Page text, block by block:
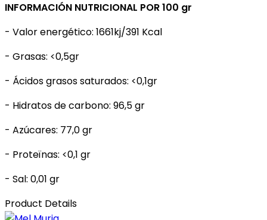
INFORMACIÓN NUTRICIONAL POR 100 gr
- Valor energético: 1661kj/391 Kcal
- Grasas: <0,5gr
- Ácidos grasos saturados: <0,1gr
- Hidratos de carbono: 96,5 gr
- Azúcares: 77,0 gr
- Proteïnas: <0,1 gr
- Sal: 0,01 gr
Product Details